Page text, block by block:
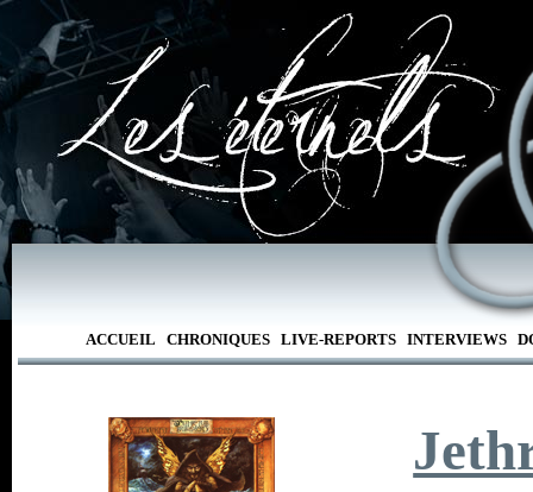
ACCUEIL CHRONIQUES LIVE-REPORTS INTERVIEWS